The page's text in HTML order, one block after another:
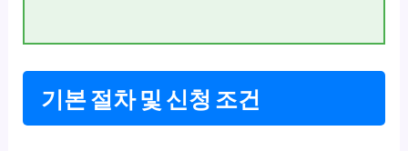
기본 절차 및 신청 조건